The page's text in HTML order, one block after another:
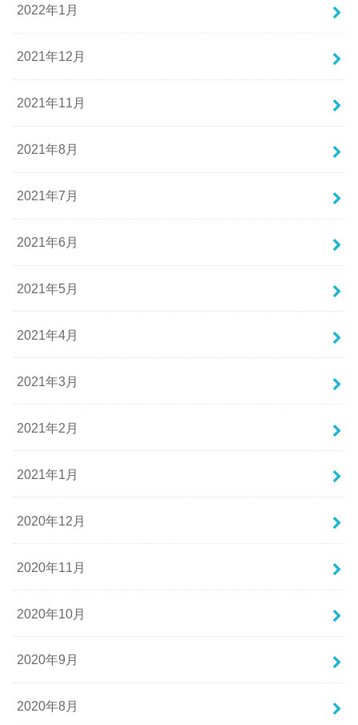
2022年1月
2021年12月
2021年11月
2021年8月
2021年7月
2021年6月
2021年5月
2021年4月
2021年3月
2021年2月
2021年1月
2020年12月
2020年11月
2020年10月
2020年9月
2020年8月